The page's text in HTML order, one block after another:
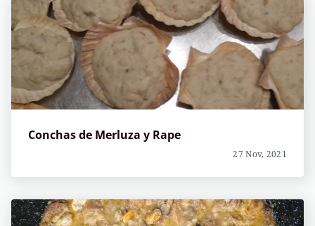
Conchas de Merluza y Rape
27 Nov, 2021